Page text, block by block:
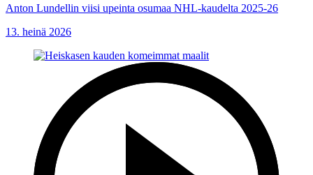
Anton Lundellin viisi upeinta osumaa NHL-kaudelta 2025-26
13. heinä 2026